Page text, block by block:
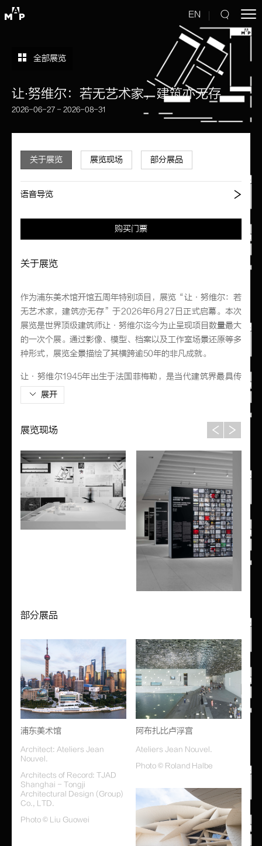
EN
全部展览
让∙努维尔：若无艺术家，建筑亦无存
2026-06-27 - 2026-08-31
关于展览 展览现场 部分展品
语音导览
购买门票
关于展览
作为浦东美术馆开馆五周年特别项目，展览“让·努维尔：若
无艺术家，建筑亦无存”于2026年6月27日正式启幕。本次
展览是世界顶级建筑师让·努维尔迄今为止呈现项目数量最大
的一次个展。通过影像、模型、档案以及工作室场景还原等多
种形式，展览全景描绘了其横跨逾50年的非凡成就。
让·努维尔1945年出生于法国菲梅勒，是当代建筑界最具传
奇色彩的人物之一。他的建筑哲学以强烈的场所语境为特征，
这使得他的每一件作品都具有难以替代的原创性。时至今日，
筑界“诺贝尔奖”的最高荣誉——普利兹克建筑奖。他的代表
筑实践外，让·努维尔在设计领域也成果丰硕，迄今为止已设
计逾百件产品和家具。
浦东美术馆是让·努维尔为上海设计的文化地标。建筑主体简
洁的至上主义风格几何线条、灵活而宽阔的展厅空间、对自然
光线的巧妙调度、与陆家嘴天际线和黄浦江景观的深度对话，
使这座“白盒子”本身便成为一件完整的艺术作品。而本次展
览也是让·努维尔首次在其亲自设计的美术馆内举办展览。
模型与档案：巴黎爱乐音乐厅、卡塔尔国家博物馆、浦东美术
影像呈现出建筑的感性维度；巨大的屏幕将建筑从图纸和模型
复原了让·努维尔事务所的工作室场景，现场设有16台电
脑，可供每一位观众深入浏览事务所的400余件建筑项目档案
以及100余件设计作品资料，这些珍贵档案既包括标志性的建
成之作，也囊括未竟的构想与方案。
本次展览由上海陆家嘴东岸文化发展有限公司出品，浦东美术
馆主办，让·努维尔事务所特别参与。展览获得法国驻上海总
文化之春”。
展览现场
部分展品
浦东美术馆
Architect: Ateliers Jean
Nouvel.
Architects of Record: TJAD
Shanghai - Tongji
Architectural Design (Group)
Co., LTD.
Photo © Liu Guowei
阿布扎比卢浮宫
Ateliers Jean Nouvel.
Photo © Roland Halbe